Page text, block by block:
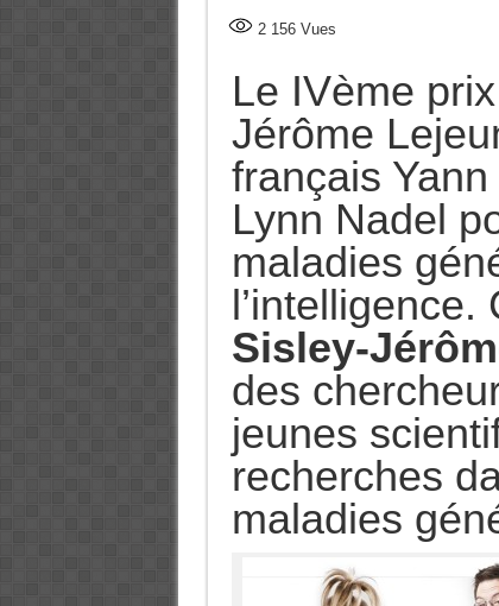
2 156Vues
Le IVème
Jérôme
français
Lynn Nadel
maladies
Sisley-
des
jeunes
recherches
maladies